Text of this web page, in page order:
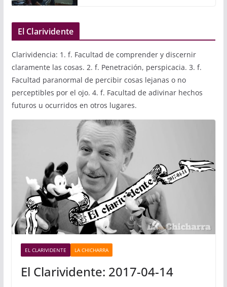
El Clarividente
Clarividencia: 1. f. Facultad de comprender y discernir
claramente las cosas. 2. f. Penetración, perspicacia. 3. f.
Facultad paranormal de percibir cosas lejanas o no
perceptibles por el ojo. 4. f. Facultad de adivinar hechos
futuros u ocurridos en otros lugares.
EL CLARIVIDENTE LA CHICHARRA
El Clarividente: 2017-04-14